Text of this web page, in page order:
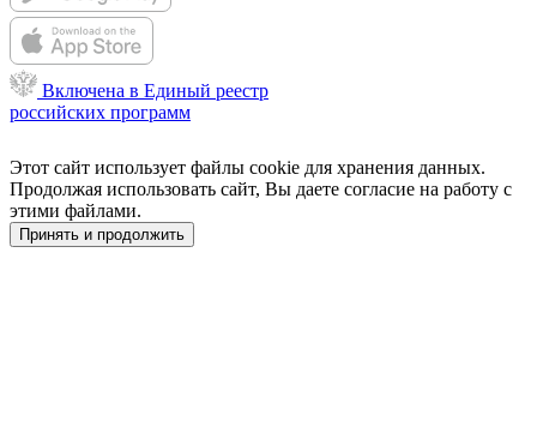
Включена в Единый реестр
российских программ
Этот сайт использует файлы cookie для хранения данных.
Продолжая использовать сайт, Вы даете согласие на работу с
этими файлами.
Принять и продолжить